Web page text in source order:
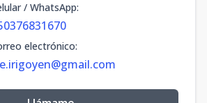
/ WhatsApp:
electrónico: